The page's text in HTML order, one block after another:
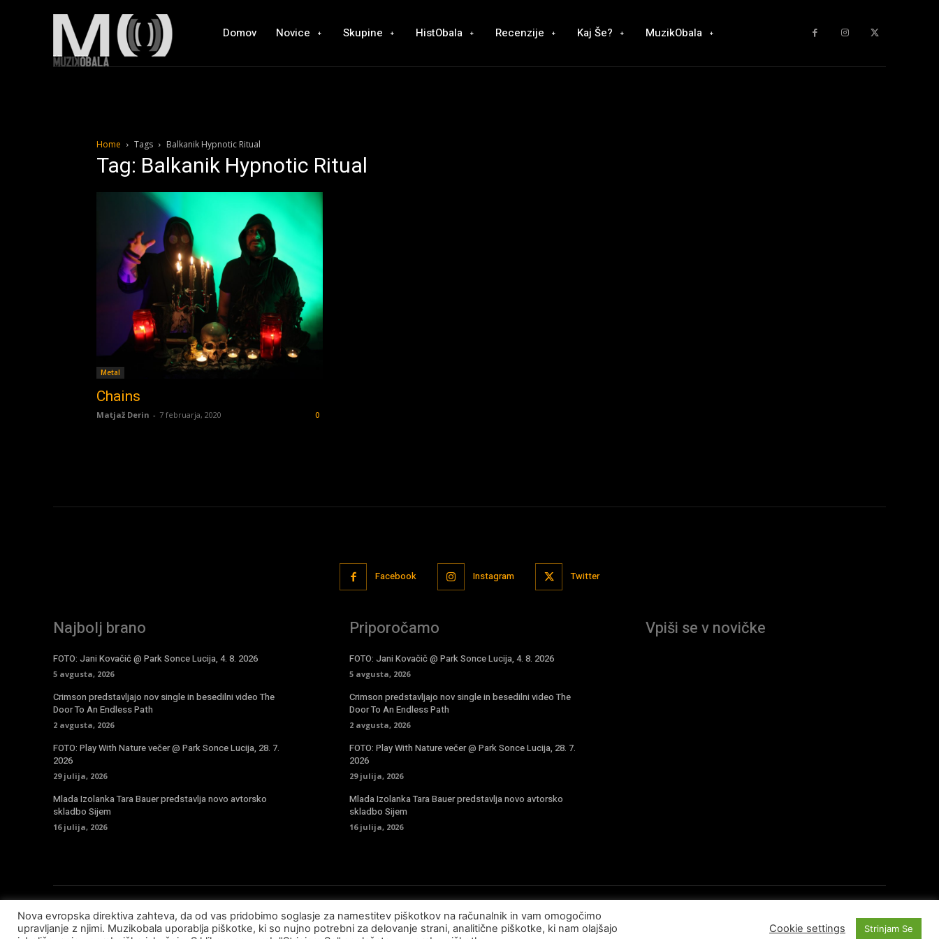
Domov Novice Skupine HistObala Recenzije Kaj Še? MuzikObala
Home Tags Balkanik Hypnotic Ritual
Tag: Balkanik Hypnotic Ritual
Metal
Chains
Matjaž Derin - 7 februarja, 2020 0
Facebook Instagram Twitter
Najbolj brano
FOTO: Jani Kovačič @ Park Sonce Lucija, 4. 8. 2026
5 avgusta, 2026
Crimson predstavljajo nov single in besedilni video The
Door To An Endless Path
2 avgusta, 2026
FOTO: Play With Nature večer @ Park Sonce Lucija, 28. 7.
2026
29 julija, 2026
Mlada Izolanka Tara Bauer predstavlja novo avtorsko
skladbo Sijem
16 julija, 2026
Priporočamo
FOTO: Jani Kovačič @ Park Sonce Lucija, 4. 8. 2026
5 avgusta, 2026
Crimson predstavljajo nov single in besedilni video The
Door To An Endless Path
2 avgusta, 2026
FOTO: Play With Nature večer @ Park Sonce Lucija, 28. 7.
2026
29 julija, 2026
Mlada Izolanka Tara Bauer predstavlja novo avtorsko
skladbo Sijem
16 julija, 2026
Vpiši se v novičke
© Copyright - Muzikobala 2023 - Created byBaleynet O Portalu Kontakti
Nova evropska direktiva zahteva, da od vas pridobimo soglasje za namestitev piškotkov na računalnik in vam omogočimo
upravljanje z njimi. Muzikobala uporablja piškotke, ki so nujno potrebni za delovanje strani, analitične piškotke, ki nam olajšajo
Cookie settings Strinjam Se